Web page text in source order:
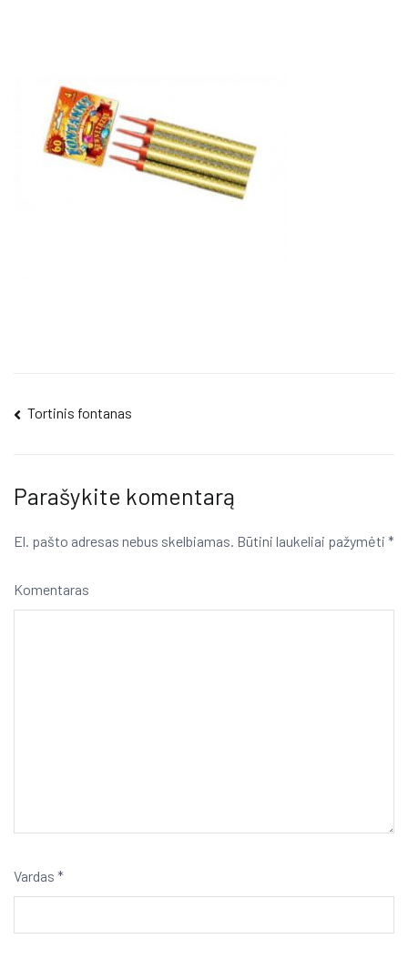
Navigacija
įrašų
Tortinis fontanas
Parašykite komentarą
El. pašto adresas nebus skelbiamas. Būtini laukeliai pažymėti *
Komentaras
Vardas *